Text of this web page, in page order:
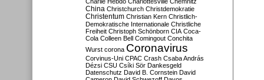
China Christchurch Christdemokratie
Christentum Christian Kern Christlich-
Demokratische Internationale Christliche
Freiheit Christoph Schönborn CIA Coca-
Cola Colleen Bell Comingout Conchita
Wurst corona Coronavirus
Corvinus-Uni CPAC Crash Csaba András
Dézsi CSU Csíki Sör Dankesgeld
Datenschutz David B. Cornstein David